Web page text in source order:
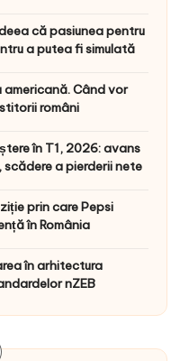
că pasiunea pentru
a putea fi simulată
Când vor
români
în T1, 2026: avans
a pierderii nete
prin care Pepsi
în România
în arhitectura
nZEB